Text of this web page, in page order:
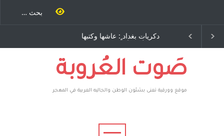
الاستيطان ومسلسل الخداع
المستمر - قلم : راسم عبيدات
دكريات بغداد ٍ: عاشها وكتبها
:وليد رباح – نيوجرسي –
الولايات المتحدة الامريكية
صَوت العُروبة
موقع وورقية تعنى بشئون الوطن والجاليه العربية في المهجر